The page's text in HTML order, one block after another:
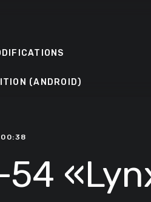
(ANDROID)
00:38
54